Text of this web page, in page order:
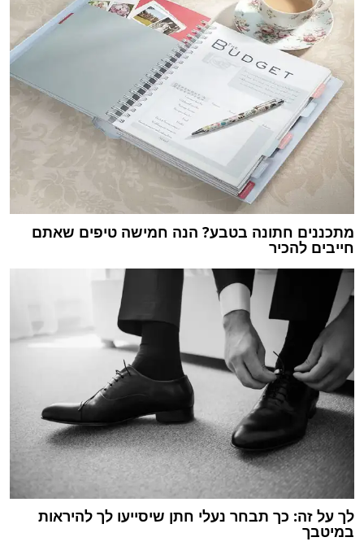
מתכננים חתונה בטבע? הנה חמישה טיפים שאתם
חייבים להכיר
לך על זה: כך תבחר נעלי חתן שיסייעו לך להיראות
במיטבך